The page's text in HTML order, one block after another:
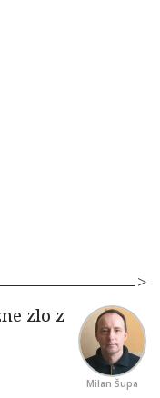
Milan Šupa